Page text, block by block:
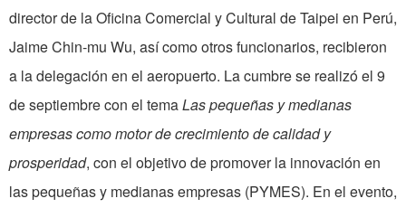
director de la Oficina Comercial y Cultural de Taipei en Perú,
Jaime Chin-mu Wu, así como otros funcionarios, recibieron
a la delegación en el aeropuerto. La cumbre se realizó el 9
de septiembre con el temaLas pequeñas y medianas
empresas como motor de crecimiento de calidad y
prosperidad, con el objetivo de promover la innovación en
las pequeñas y medianas empresas (PYMES). En el evento,